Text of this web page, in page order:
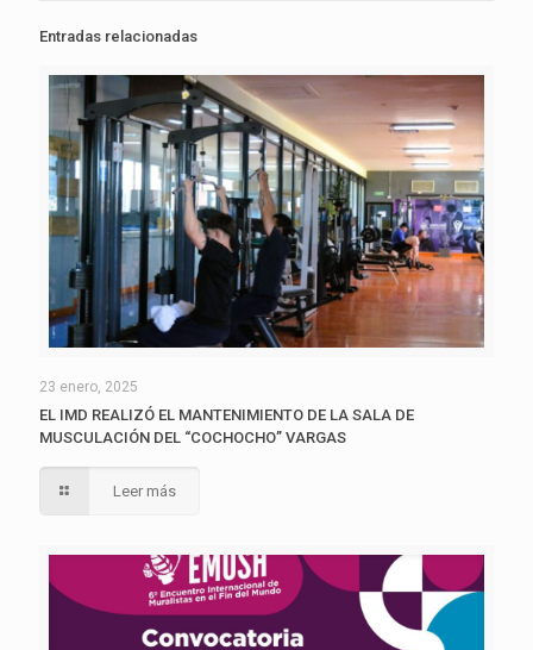
Entradas relacionadas
23 enero, 2025
EL IMD REALIZÓ EL MANTENIMIENTO DE LA SALA DE
MUSCULACIÓN DEL “COCHOCHO” VARGAS
Leer más